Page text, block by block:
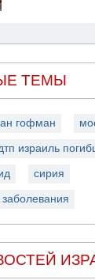
ТЕМЫ
гофман
израиль
сирия